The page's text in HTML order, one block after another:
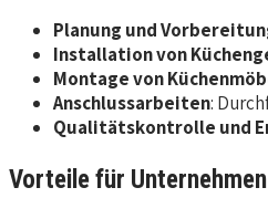
Planung und
Installation von
Montage von
Anschlussarbeiten:
Qualitätskontrolle und
Vorteile für